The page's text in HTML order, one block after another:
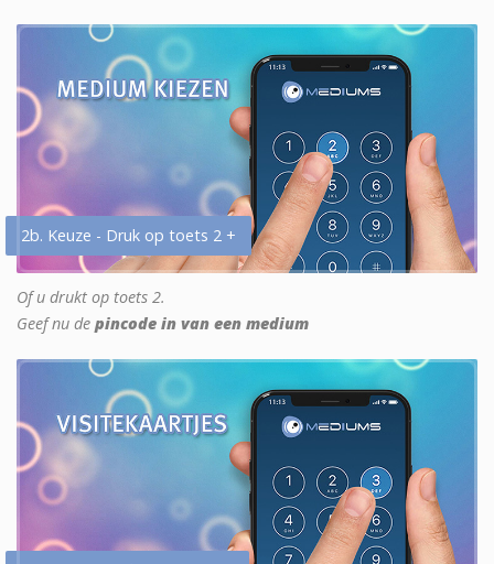
2b. Keuze - Druk op toets 2 +
Of u drukt op toets 2.
Geef nu de pincode in van een medium